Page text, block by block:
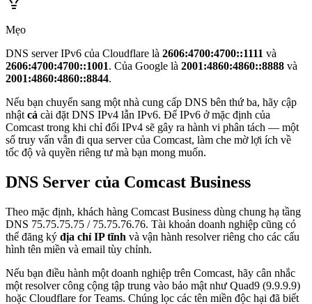
Mẹo
DNS server IPv6 của Cloudflare là 2606:4700:4700::1111 và
2606:4700:4700::1001. Của Google là 2001:4860:4860::8888 và
2001:4860:4860::8844.
Nếu bạn chuyển sang một nhà cung cấp DNS bên thứ ba, hãy cập
nhật cả cài đặt DNS IPv4 lẫn IPv6. Để IPv6 ở mặc định của
Comcast trong khi chỉ đổi IPv4 sẽ gây ra hành vi phân tách — một
số truy vấn vẫn đi qua server của Comcast, làm che mờ lợi ích về
tốc độ và quyền riêng tư mà bạn mong muốn.
DNS Server của Comcast Business
Theo mặc định, khách hàng Comcast Business dùng chung hạ tầng
DNS 75.75.75.75 / 75.75.76.76. Tài khoản doanh nghiệp cũng có
thể đăng ký địa chỉ IP tĩnh và vận hành resolver riêng cho các cấu
hình tên miền và email tùy chỉnh.
Nếu bạn điều hành một doanh nghiệp trên Comcast, hãy cân nhắc
một resolver công cộng tập trung vào bảo mật như Quad9 (9.9.9.9)
hoặc Cloudflare for Teams. Chúng lọc các tên miền độc hại đã biết